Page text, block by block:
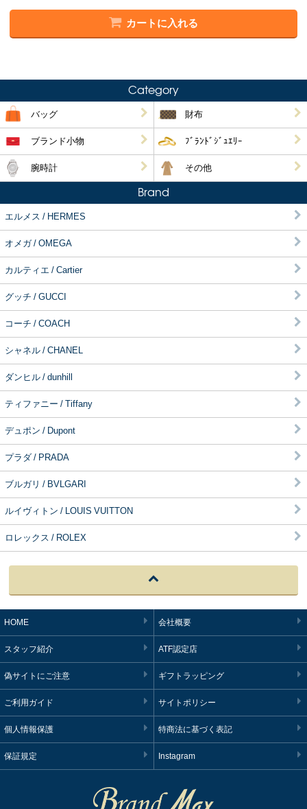
カートに入れる
Category
バッグ 財布
ブランド小物 ﾌﾞﾗﾝﾄﾞｼﾞｭｴﾘｰ
腕時計 その他
Brand
エルメス / HERMES
オメガ / OMEGA
カルティエ / Cartier
グッチ / GUCCI
コーチ / COACH
シャネル / CHANEL
ダンヒル / dunhill
ティファニー / Tiffany
デュポン / Dupont
プラダ / PRADA
ブルガリ / BVLGARI
ルイヴィトン / LOUIS VUITTON
ロレックス / ROLEX
HOME 会社概要
スタッフ紹介 ATF認定店
偽サイトにご注意 ギフトラッピング
ご利用ガイド サイトポリシー
個人情報保護 特商法に基づく表記
保証規定 Instagram